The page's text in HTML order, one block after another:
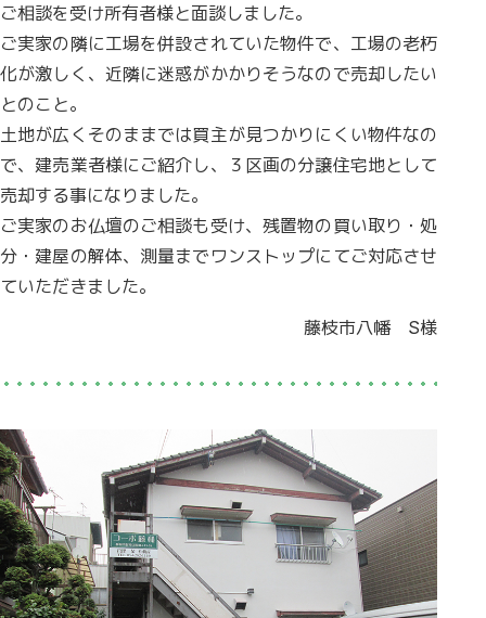
ご相談を受け所有者様と面談しました。
ご実家の隣に工場を併設されていた物件で、工場の老朽
化が激しく、近隣に迷惑がかかりそうなので売却したい
とのこと。
土地が広くそのままでは買主が見つかりにくい物件なの
で、建売業者様にご紹介し、３区画の分譲住宅地として
売却する事になりました。
ご実家のお仏壇のご相談も受け、残置物の買い取り・処
分・建屋の解体、測量までワンストップにてご対応させ
ていただきました。
藤枝市八幡 S様